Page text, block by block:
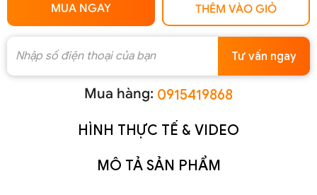
MUA NGAY THÊM VÀO GIỎ
Tư vấn ngay
Mua hàng: 0915419868
HÌNH THỰC TẾ & VIDEO
MÔ TẢ SẢN PHẨM